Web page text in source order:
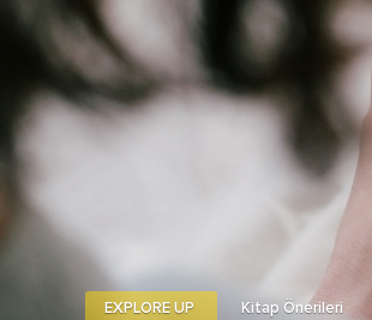
EXPLORE UP Kitap Önerileri